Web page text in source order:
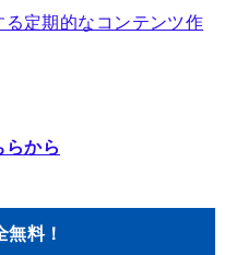
る定期的なコンテンツ作
らから
料！